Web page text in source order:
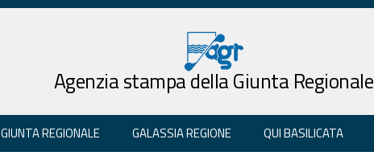
Agenzia stampa della Giunta Regionale
GIUNTA REGIONALE GALASSIA REGIONE QUI BASILICATA